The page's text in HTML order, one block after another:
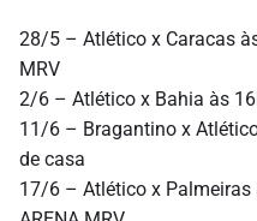
28/5 – Atlético x Caracas
MRV
2/6 – Atlético x Bahia às
11/6 – Bragantino x
de casa
17/6 – Atlético x